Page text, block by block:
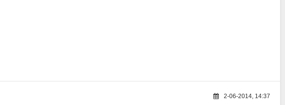
2-06-2014, 14:37